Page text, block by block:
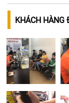
KHÁCH HÀNG